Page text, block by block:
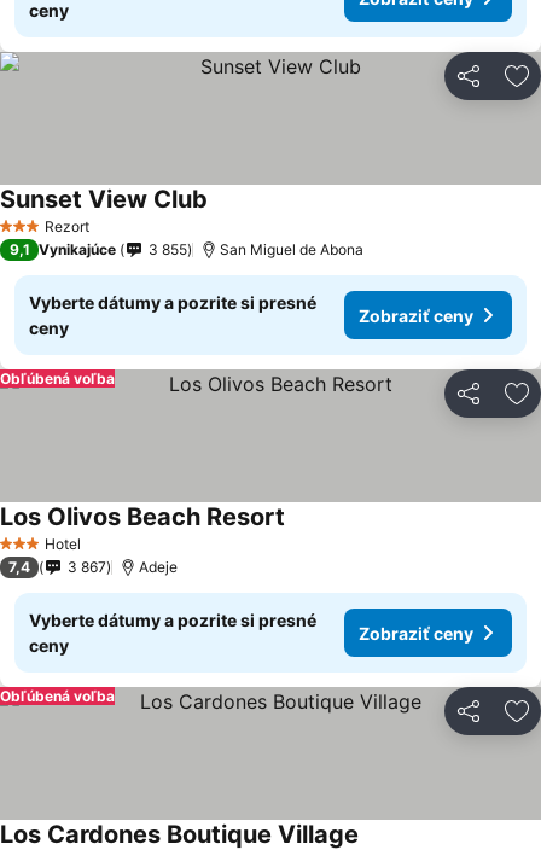
ceny
Zdieľať
3 Počet hviezdičiek
Rezort
Sunset View Club
9,1 Vynikajúce 3 855 San Miguel de Abona
Vyberte dátumy a pozrite si presné
ceny
Zobraziť ceny
Zdieľať
Obľúbená voľba
3 Počet hviezdičiek
Hotel
Los Olivos Beach Resort
7,4 3 867 Adeje
Vyberte dátumy a pozrite si presné
ceny
Zobraziť ceny
Zdieľať
Obľúbená voľba
Los Cardones Boutique Village